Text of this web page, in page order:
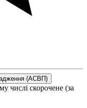
(АСВП)
числі скорочене (за